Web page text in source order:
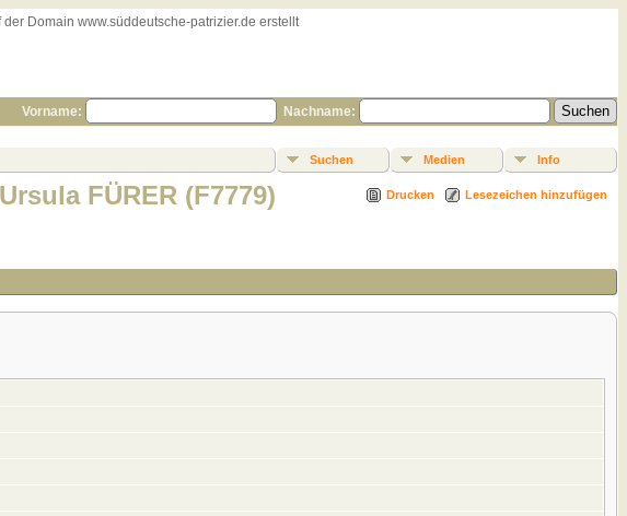
Domain www.süddeutsche-patrizier.de erstellt
Vorname: Nachname:
Suchen Medien Info
Drucken Lesezeichen hinzufügen
FÜRER (F7779)